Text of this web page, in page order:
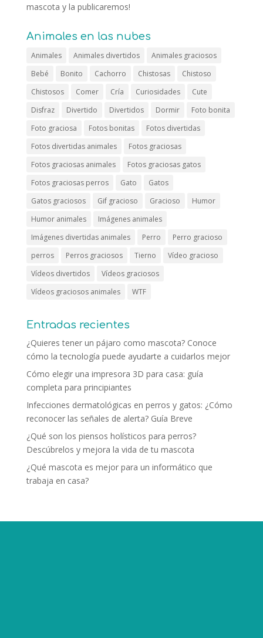
mascota y la publicaremos!
Animales en las nubes
Animales Animales divertidos
Animales graciosos
Bebé
Bonito Cachorro Chistosas
Chistoso
Chistosos
Comer Cría Curiosidades
Cute
Disfraz
Divertido Divertidos Dormir
Foto bonita
Foto graciosa
Fotos bonitas
Fotos divertidas
Fotos divertidas animales
Fotos graciosas
Fotos graciosas animales
Fotos graciosas gatos
Fotos graciosas perros
Gato
Gatos
Gatos graciosos
Gif gracioso Gracioso
Humor
Humor animales
Imágenes animales
Imágenes divertidas animales
Perro
Perro gracioso
perros
Perros graciosos Tierno
Vídeo gracioso
Vídeos divertidos
Vídeos graciosos
Vídeos graciosos animales
WTF
Entradas recientes
¿Quieres tener un pájaro como mascota? Conoce
cómo la tecnología puede ayudarte a cuidarlos mejor
Cómo elegir una impresora 3D para casa: guía
completa para principiantes
Infecciones dermatológicas en perros y gatos: ¿Cómo
reconocer las señales de alerta? Guía Breve
¿Qué son los piensos holísticos para perros?
Descúbrelos y mejora la vida de tu mascota
¿Qué mascota es mejor para un informático que
trabaja en casa?